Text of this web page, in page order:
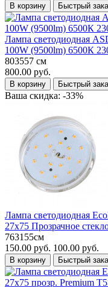
В корзину Быстрый
Лампа светодиодная
100W (9500lm) 6500К
803557 см
800.00 руб.
В корзину Быстрый
Ваша скидка: -33%
Лампа светодиодная
27x75 Прозрачное
763155см
150.00 руб. 100.00 руб.
В корзину Быстрый